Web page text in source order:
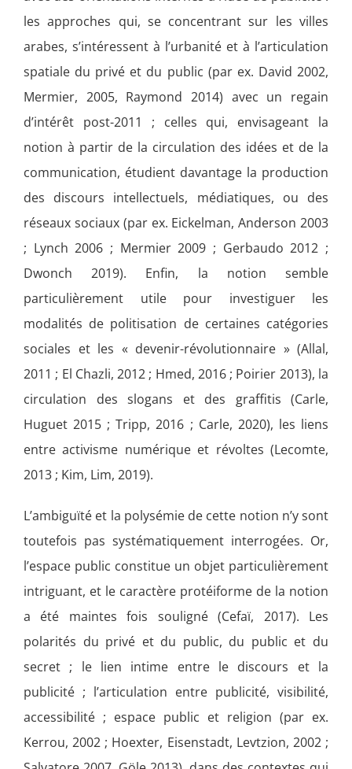
les approches qui, se concentrant sur les villes
arabes, s’intéressent à l’urbanité et à l’articulation
spatiale du privé et du public (par ex. David 2002,
Mermier, 2005, Raymond 2014) avec un regain
d’intérêt post-2011 ; celles qui, envisageant la
notion à partir de la circulation des idées et de la
communication, étudient davantage la production
des discours intellectuels, médiatiques, ou des
réseaux sociaux (par ex. Eickelman, Anderson 2003
; Lynch 2006 ; Mermier 2009 ; Gerbaudo 2012 ;
Dwonch 2019). Enfin, la notion semble
particulièrement utile pour investiguer les
modalités de politisation de certaines catégories
sociales et les « devenir-révolutionnaire » (Allal,
2011 ; El Chazli, 2012 ; Hmed, 2016 ; Poirier 2013), la
circulation des slogans et des graffitis (Carle,
Huguet 2015 ; Tripp, 2016 ; Carle, 2020), les liens
entre activisme numérique et révoltes (Lecomte,
2013 ; Kim, Lim, 2019).
L’ambiguïté et la polysémie de cette notion n’y sont
toutefois pas systématiquement interrogées. Or,
l’espace public constitue un objet particulièrement
intriguant, et le caractère protéiforme de la notion
a été maintes fois souligné (Cefaï, 2017). Les
polarités du privé et du public, du public et du
secret ; le lien intime entre le discours et la
publicité ; l’articulation entre publicité, visibilité,
accessibilité ; espace public et religion (par ex.
Kerrou, 2002 ; Hoexter, Eisenstadt, Levtzion, 2002 ;